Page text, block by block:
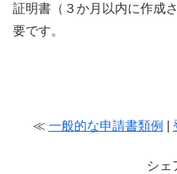
証明書（３か月以内に作成
要です。
≪ 一般的な申請書類例
シェ